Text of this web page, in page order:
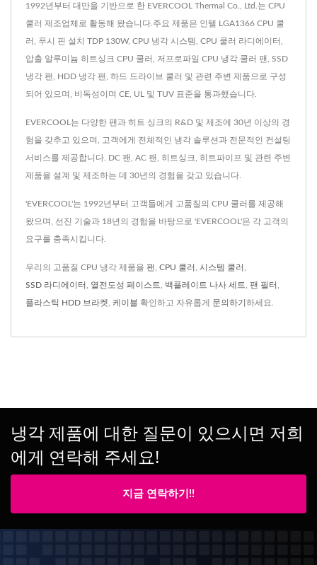
1992년부터 대만을 기반으로 한 EVERCOOL Thermal Co., Ltd.는 CPU
쿨러 제조업체로 활동해 왔습니다.주요 제품은 인텔 LGA1366 CPU 쿨
러, 푸시 핀 설치 TDP 130W, CPU 냉각 시스템, CPU 쿨러 라디에이터,
압출 알루미늄 히트싱크 CPU 쿨러, 저프로파일 CPU 냉각 쿨러 팬, SSD
냉각 팬, HDD 냉각 팬, 하드 드라이브 쿨러 및 관련 주변 제품으로 구성
되어 있으며, 비독성이며 CE, UL 및 TUV 표준을 통과했습니다.
EVERCOOL는 다양한 팬과 히트 싱크의 R&D 및 제조에 30년 이상의 경
험을 갖추고 있으며, 고객에게 전체적인 냉각 솔루션과 전문적인 컨설팅
서비스를 제공합니다. DC 팬, AC 팬, 히트싱크, 히트파이프 및 관련 주변
제품을 설계 및 제조하는 데 30년의 경험을 갖고 있습니다.
'EVERCOOL'는 1992년부터 고객들에게 고품질의 CPU 쿨러를 제공해
왔으며, 선진 기술과 18년의 경험을 바탕으로 'EVERCOOL'은 각 고객의
요구를 충족시킵니다.
우리의 고품질 CPU 냉각 제품을 팬 CPU 쿨러 시스템 쿨러
SSD 라디에이터 열전도성 페이스트 백플레이트 나사 세트 팬 필터
플라스틱 HDD 브라켓 케이블 확인하고 자유롭게 문의하기 하세요.
냉각 제품에 대한 질문이 있으시면 저희
에게 연락해 주세요!
지금 연락하기!!